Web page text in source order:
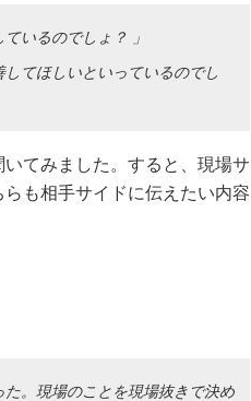
いるのでしょ？ 」
てほしいといっているのでし
てみました。すると、現場サ
も相手サイドに伝えたい内容
。現場のことを現場抜きで決め